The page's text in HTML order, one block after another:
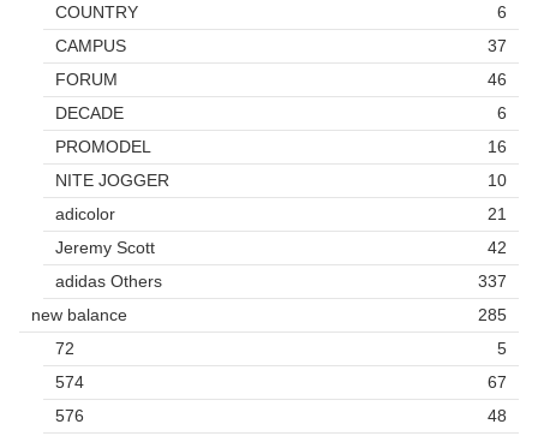
COUNTRY
6
CAMPUS
37
FORUM
46
DECADE
6
PROMODEL
16
NITE JOGGER
10
adicolor
21
Jeremy Scott
42
adidas Others
337
new balance
285
72
5
574
67
576
48